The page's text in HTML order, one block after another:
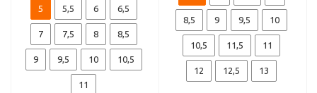
5 5,5 6 6,5
7 7,5 8 8,5
9 9,5 10 10,5
11
8,5 9 9,5 10
10,5 11,5 11
12 12,5 13